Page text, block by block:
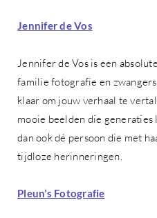
Jennifer de Vos
Jennifer de Vos is een
familie fotografie en
klaar om jouw verhaal te
mooie beelden die generaties
dan ook dé persoon die met
tijdloze herinneringen.
Pleun’s Fotografie